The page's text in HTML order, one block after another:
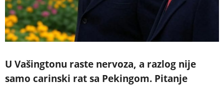
U Vašingtonu raste nervoza, a razlog nije
samo carinski rat sa Pekingom. Pitanje